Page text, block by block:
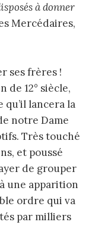
à donner
Mercédaires,
ses frères !
de 12° siècle,
qu’il lancera la
notre Dame
Très touché
et poussé
de grouper
une apparition
ordre qui va
par milliers